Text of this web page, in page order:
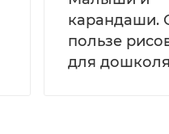
карандаши.
пользе
для